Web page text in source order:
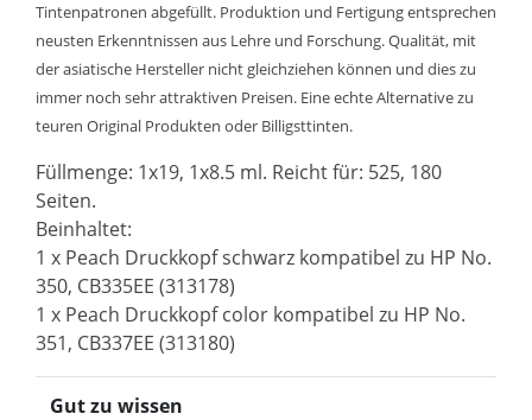
Tintenpatronen abgefüllt. Produktion und Fertigung entsprechen
neusten Erkenntnissen aus Lehre und Forschung. Qualität, mit
der asiatische Hersteller nicht gleichziehen können und dies zu
immer noch sehr attraktiven Preisen. Eine echte Alternative zu
teuren Original Produkten oder Billigsttinten.
Füllmenge: 1x19, 1x8.5 ml. Reicht für: 525, 180
Seiten.
Beinhaltet:
1 x Peach Druckkopf schwarz kompatibel zu HP No.
350, CB335EE (313178)
1 x Peach Druckkopf color kompatibel zu HP No.
351, CB337EE (313180)
Gut zu wissen